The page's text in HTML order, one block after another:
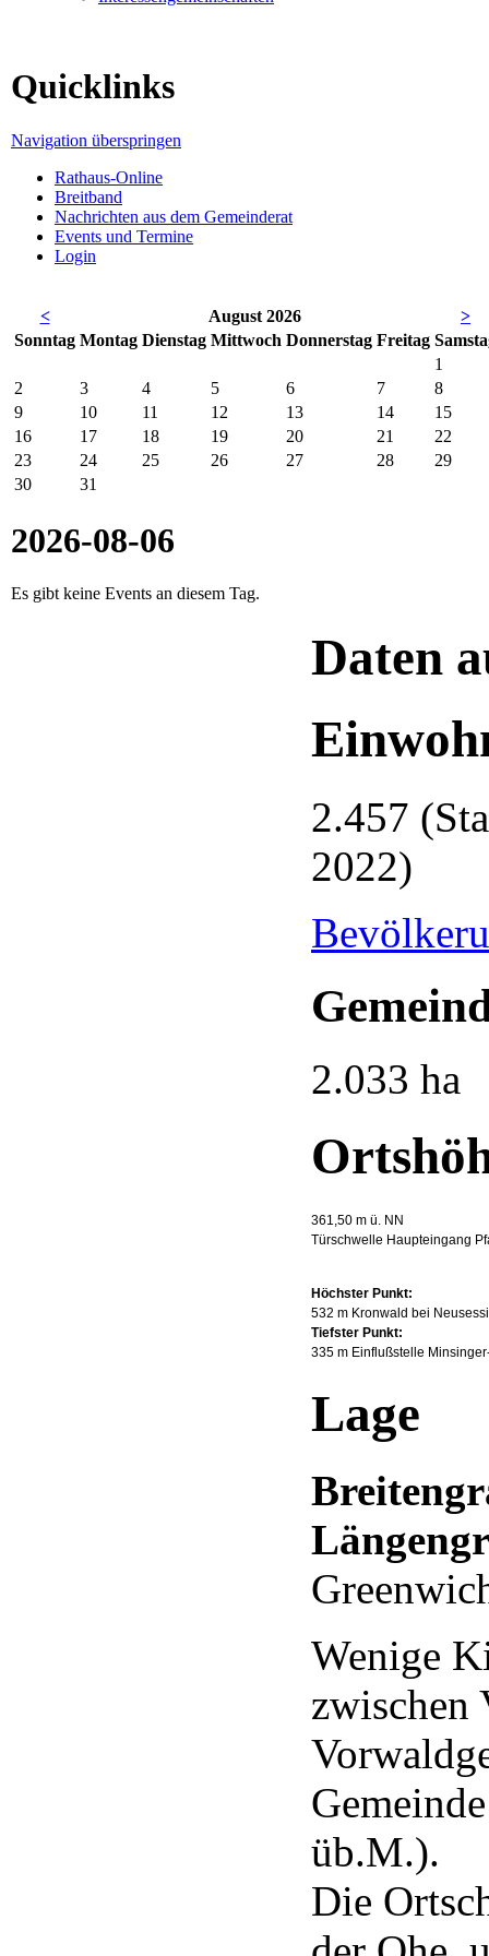
Quicklinks
Navigation überspringen
Rathaus-Online
Breitband
Nachrichten aus dem Gemeinderat
Events und Termine
Login
< August 2026
>
Sonntag Montag Dienstag Mittwoch Donnerstag Freitag Sa
1
2
3 4 5 6 7
8
9
10 11 12 13 14
15
16
17 18 19 20 21
22
23
24 25 26 27 28
29
30
31
2026-08-06
Es gibt keine Events an diesem Tag.
Daten
2.457
2022)
2.033 ha
361,50 m ü. NN
Türschwelle Haupteingang
Höchster Punkt:
532 m Kronwald bei
Tiefster Punkt:
335 m Einflußstelle
Lage
Wenige
zwischen
üb.M.).
Die